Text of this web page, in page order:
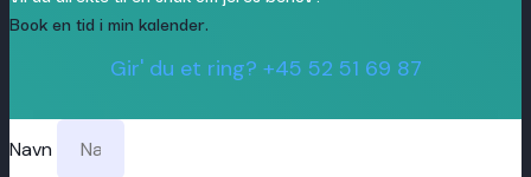
Book en tid i min kalender.
Gir' du et ring? +45 52 51 69 87
Navn